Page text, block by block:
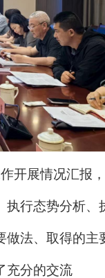
开展情况汇报
执行态势分析、
做法、取得的主
充分的交流